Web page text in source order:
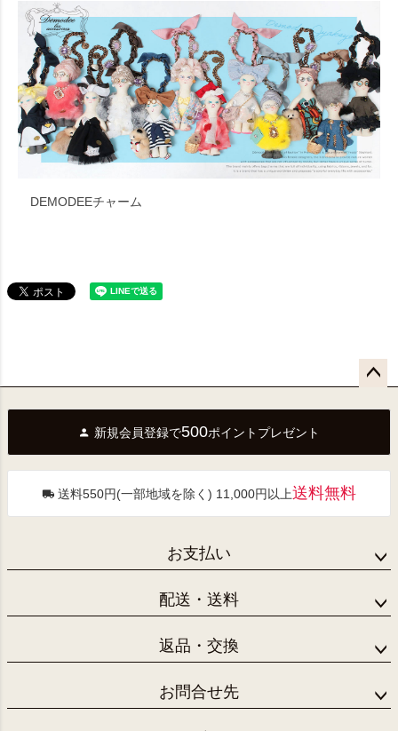
DEMODEEチャーム
へ
新規会員登録で500ポイントプレゼント
送料550円(一部地域を除く) 11,000円以上送料無料
お支払い
配送・送料
返品・交換
お問合せ先